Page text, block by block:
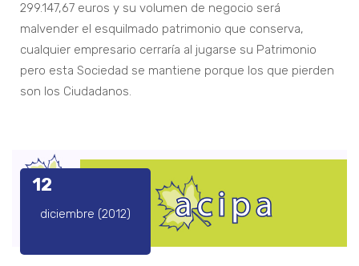
299.147,67 euros y su volumen de negocio será
malvender el esquilmado patrimonio que conserva,
cualquier empresario cerraría al jugarse su Patrimonio
pero esta Sociedad se mantiene porque los que pierden
son los Ciudadanos.
12
diciembre (2012)